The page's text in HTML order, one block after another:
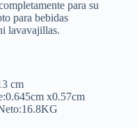
para su
para bebidas
lavavajillas.
cm
x0.57cm